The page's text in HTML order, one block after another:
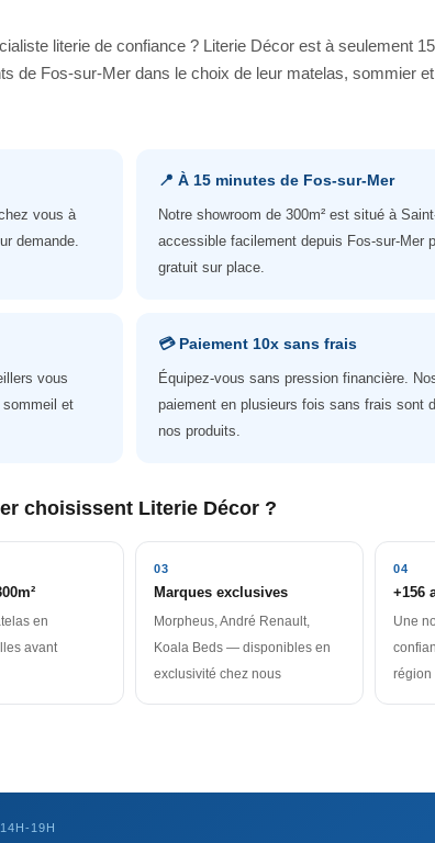
literie de confiance ? Literie Décor est à seulement
de Fos-sur-Mer dans le choix de leur matelas, sommier
vous à
demande.
📍 À 15 minutes de Fos-sur-Mer
Notre showroom de 300m² est situé à
accessible facilement depuis Fos-sur-Mer
gratuit sur place.
vous
sommeil et
💳 Paiement 10x sans frais
Équipez-vous sans pression financière.
paiement en plusieurs fois sans frais sont
nos produits.
choisissent Literie Décor ?
en
avant
03
Marques exclusives
Morpheus, André Renault,
Koala Beds — disponibles en
exclusivité chez nous
04
+156
Une
région
19H